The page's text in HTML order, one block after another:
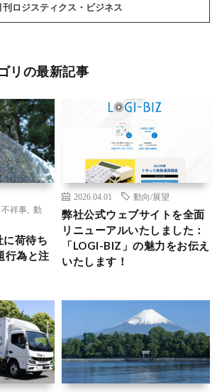
刊ロジスティクス・ビジネス
リの最新記事
不祥事
動
荷待ち
行為と注
2026.04.01 動向/展望
弊社公式ウェブサイトを全面
リニューアルいたしました：
「LOGI-BIZ」の魅力をお伝え
いたします！